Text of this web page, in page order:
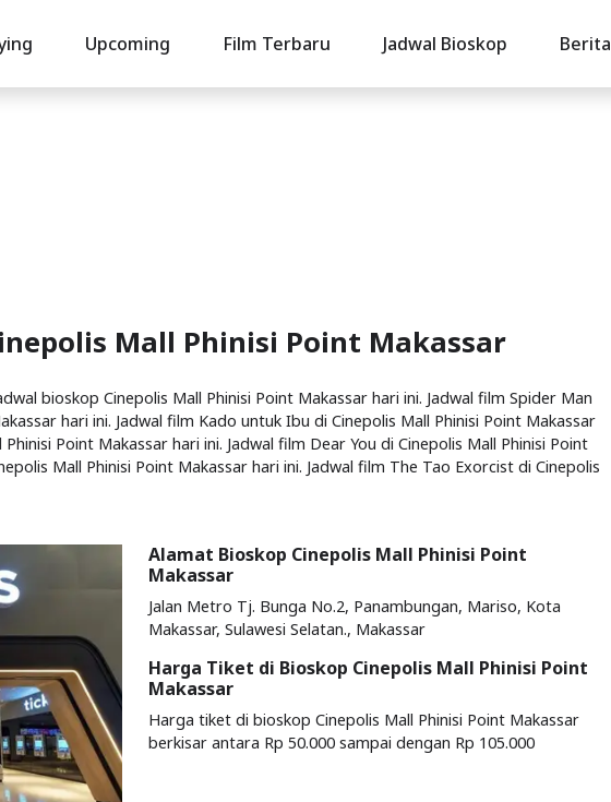
Upcoming Film Terbaru Jadwal Bioskop Berita
Mall Phinisi Point Makassar
bioskop Cinepolis Mall Phinisi Point Makassar hari ini. Jadwal film Spider Man
hari ini. Jadwal film Kado untuk Ibu di Cinepolis Mall Phinisi Point Makassar
Point Makassar hari ini. Jadwal film Dear You di Cinepolis Mall Phinisi Point
Mall Phinisi Point Makassar hari ini. Jadwal film The Tao Exorcist di Cinepolis
Alamat Bioskop Cinepolis Mall Phinisi Point
Makassar
Jalan Metro Tj. Bunga No.2, Panambungan, Mariso, Kota
Makassar, Sulawesi Selatan., Makassar
Harga Tiket di Bioskop Cinepolis Mall Phinisi Point
Makassar
Harga tiket di bioskop Cinepolis Mall Phinisi Point Makassar
berkisar antara Rp 50.000 sampai dengan Rp 105.000